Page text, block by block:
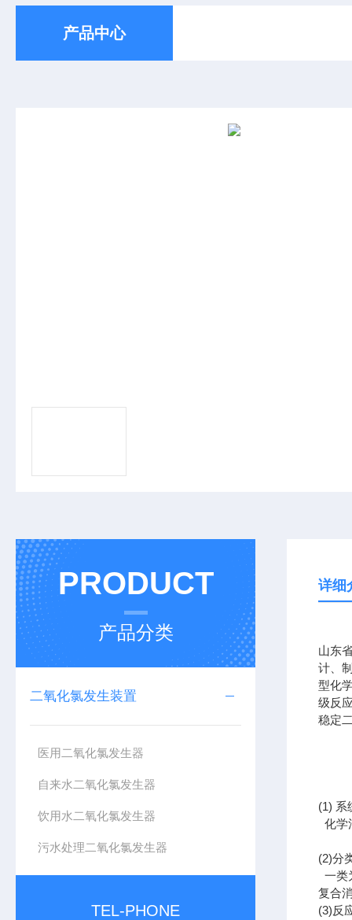
产品中心
PRODUCT
产品分类
二氧化氯发生装置
医用二氧化氯发生器
自来水二氧化氯发生器
饮用水二氧化氯发生器
污水处理二氧化氯发生器
TEL-PHONE
详细
山东
计、
型化
级反
稳定
(1) 系
化学
(2)分
一类
复合
(3)反